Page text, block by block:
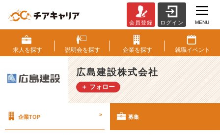
島
建
設
株
式
会
用/
会員登録 ログイン MENU
求人を探す 説明会を探す 企業を探す 就職イベント
広島建設株式会社
＋ フォロー
企業TOP > 募集